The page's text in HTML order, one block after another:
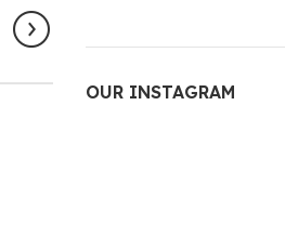
OUR INSTAGRAM